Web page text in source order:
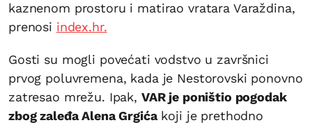
kaznenom prostoru i matirao vratara Varaždina,
prenosi index.hr.
Gosti su mogli povećati vodstvo u završnici
prvog poluvremena, kada je Nestorovski ponovno
zatresao mrežu. Ipak, VAR je poništio pogodak
zbog zaleđa Alena Grgićakoji je prethodno